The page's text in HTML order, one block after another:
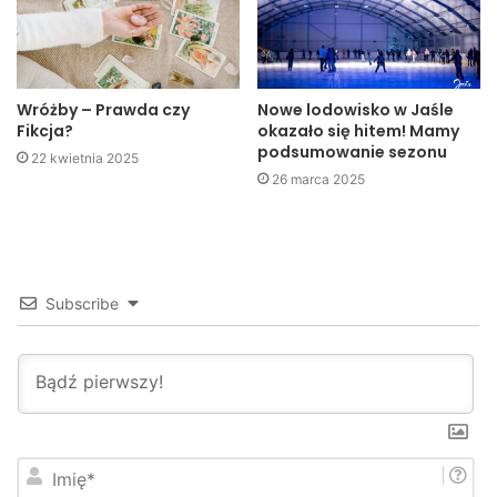
w Czytelni Głównej MBP.
Beata Szybka
MBP, Jasło
Wróżby – Prawda czy
Fikcja?
22 kwietnia 2025
Nowe lodowisko w Jaśle
okazało się hitem! Mamy
podsumowanie sezonu
26 marca 2025
Subscribe